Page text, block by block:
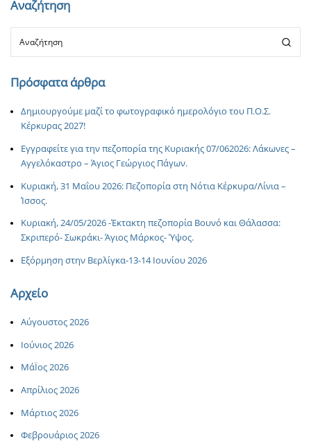
Αναζήτηση
Πρόσφατα άρθρα
Δημιουργούμε μαζί το φωτογραφικό ημερολόγιο του Π.Ο.Σ.
Κέρκυρας 2027!
Εγγραφείτε για την πεζοπορία της Κυριακής 07/062026: Λάκωνες –
Αγγελόκαστρο – Άγιος Γεώργιος Πάγων.
Κυριακή, 31 Μαΐου 2026: Πεζοπορία στη Νότια Κέρκυρα/Λίνια –
Ίσσος.
Κυριακή, 24/05/2026 -Έκτακτη πεζοπορία Βουνό και Θάλασσα:
Σκριπερό- Σωκράκι- Άγιος Μάρκος- Ύψος.
Εξόρμηση στην Βερλίγκα-13-14 Ιουνίου 2026
Αρχείο
Αύγουστος 2026
Ιούνιος 2026
ΜάΪος 2026
Απρίλιος 2026
Μάρτιος 2026
Φεβρουάριος 2026